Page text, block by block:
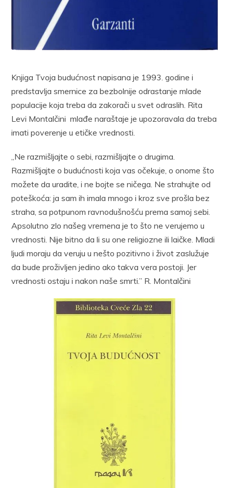
Knjiga Tvoja budućnost napisana je 1993. godine i
predstavlja smernice za bezbolnije odrastanje mlade
populacije koja treba da zakorači u svet odraslih. Rita
Levi Montalčini mlađe naraštaje je upozoravala da treba
imati poverenje u etičke vrednosti.
„Ne razmišljajte o sebi, razmišljajte o drugima.
Razmišljajte o budućnosti koja vas očekuje, o onome što
možete da uradite, i ne bojte se ničega. Ne strahujte od
poteškoća: ja sam ih imala mnogo i kroz sve prošla bez
straha, sa potpunom ravnodušnošću prema samoj sebi.
Apsolutno zlo našeg vremena je to što ne verujemo u
vrednosti. Nije bitno da li su one religiozne ili laičke. Mladi
ljudi moraju da veruju u nešto pozitivno i život zaslužuje
da bude proživljen jedino ako takva vera postoji. Jer
vrednosti ostaju i nakon naše smrti.” R. Montalčini